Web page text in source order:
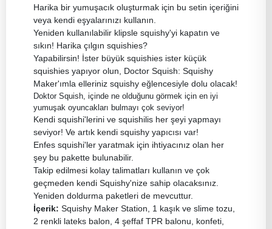
Harika bir yumuşacık oluşturmak için bu setin içeriğini
veya kendi eşyalarınızı kullanın.
Yeniden kullanılabilir klipsle squishy'yi kapatın ve
sıkın! Harika çılgın squishies?
Yapabilirsin! İster büyük squishies ister küçük
squishies yapıyor olun, Doctor Squish: Squishy
Maker'ımla elleriniz squishy eğlencesiyle dolu olacak!
Doktor Squish, içinde ne olduğunu görmek için en iyi
yumuşak oyuncakları bulmayı çok seviyor!
Kendi squishi'lerini ve squishilis her şeyi yapmayı
seviyor! Ve artık kendi squishy yapıcısı var!
Enfes squishi'ler yaratmak için ihtiyacınız olan her
şey bu pakette bulunabilir.
Takip edilmesi kolay talimatları kullanın ve çok
geçmeden kendi Squishy'nize sahip olacaksınız.
Yeniden doldurma paketleri de mevcuttur.
İçerik: Squishy Maker Station, 1 kaşık ve slime tozu,
2 renkli lateks balon, 4 şeffaf TPR balonu, konfeti,